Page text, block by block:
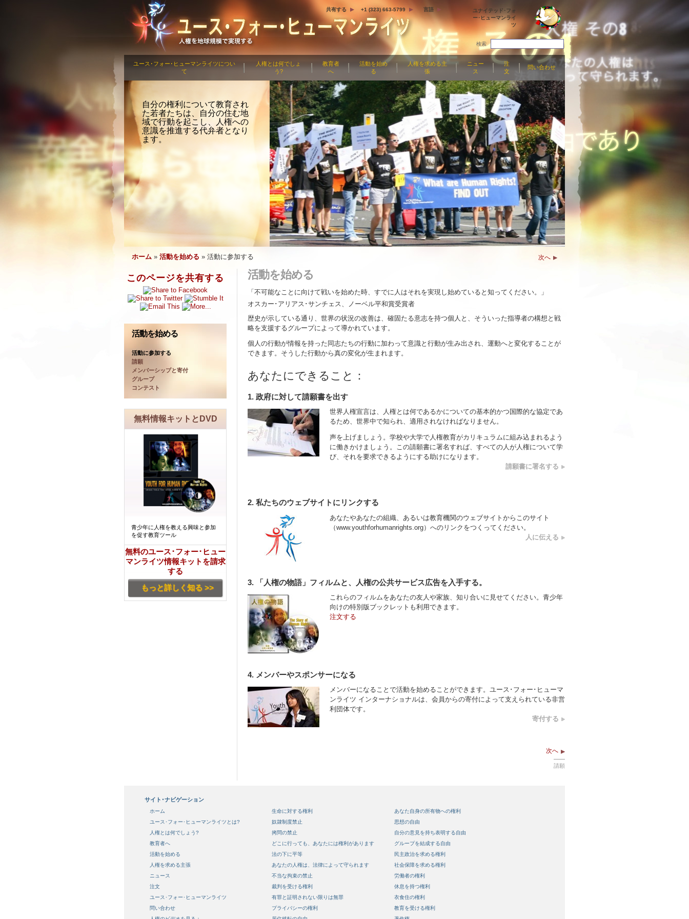
共有する +1 (323) 663-5799 言語
ユナイテッド･フォ
ー･ヒューマンライ
ツ
検索
ユース･フォー･ヒューマンライツについ
て
人権とは何でしょ
う?
教育者
へ
活動を始め
る
人権を求める主
張
ニュー
ス
注
文
問い合わせ
自分の権利について教育され
た若者たちは、自分の住む地
域で行動を起こし、人権への
意識を推進する代弁者となり
ます。
ホーム » 活動を始める » 活動に参加する 次へ
このページを共有する
活動を始める
活動に参加する
請願
メンバーシップと寄付
グループ
コンテスト
無料情報キットとDVD
青少年に人権を教える興味と参加
を促す教育ツール
無料のユース･フォー･ヒュー
マンライツ情報キットを請求
する
もっと詳しく知る >>
活動を始める
「不可能なことに向けて戦いを始めた時、すでに人はそれを実現し始めていると知ってください。」
オスカー･アリアス･サンチェス、ノーベル平和賞受賞者
歴史が示している通り、世界の状況の改善は、確固たる意志を持つ個人と、そういった指導者の構想と戦
略を支援するグループによって導かれています。
個人の行動が情報を持った同志たちの行動に加わって意識と行動が生み出され、運動へと変化することが
できます。そうした行動から真の変化が生まれます。
あなたにできること：
1. 政府に対して請願書を出す
世界人権宣言は、人権とは何であるかについての基本的かつ国際的な協定であ
るため、世界中で知られ、適用されなければなりません。
声を上げましょう。学校や大学で人権教育がカリキュラムに組み込まれるよう
に働きかけましょう。この請願書に署名すれば、すべての人が人権について学
び、それを要求できるようにする助けになります。
請願書に署名する
2. 私たちのウェブサイトにリンクする
あなたやあなたの組織、あるいは教育機関のウェブサイトからこのサイト
（www.youthforhumanrights.org）へのリンクをつくってください。
人に伝える
3. 「人権の物語」フィルムと、人権の公共サービス広告を入手する。
これらのフィルムをあなたの友人や家族、知り合いに見せてください。青少年
向けの特別版ブックレットも利用できます。
注文する
4. メンバーやスポンサーになる
メンバーになることで活動を始めることができます。ユース･フォー･ヒューマ
ンライツ インターナショナルは、会員からの寄付によって支えられている非営
利団体です。
寄付する
次へ
請願
サイト･ナビゲーション
ホーム
ユース･フォー･ヒューマンライツとは?
人権とは何でしょう?
教育者へ
活動を始める
人権を求める主張
ニュース
注文
ユース･フォー･ヒューマンライツ
問い合わせ
生命に対する権利
奴隷制度禁止
拷問の禁止
どこに行っても、あなたには権利があります
法の下に平等
あなたの人権は、法律によって守られます
不当な拘束の禁止
裁判を受ける権利
有罪と証明されない限りは無罪
プライバシーの権利
あなた自身の所有物への権利
思想の自由
自分の意見を持ち表明する自由
グループを結成する自由
民主政治を求める権利
社会保障を求める権利
労働者の権利
休息を持つ権利
衣食住の権利
教育を受ける権利